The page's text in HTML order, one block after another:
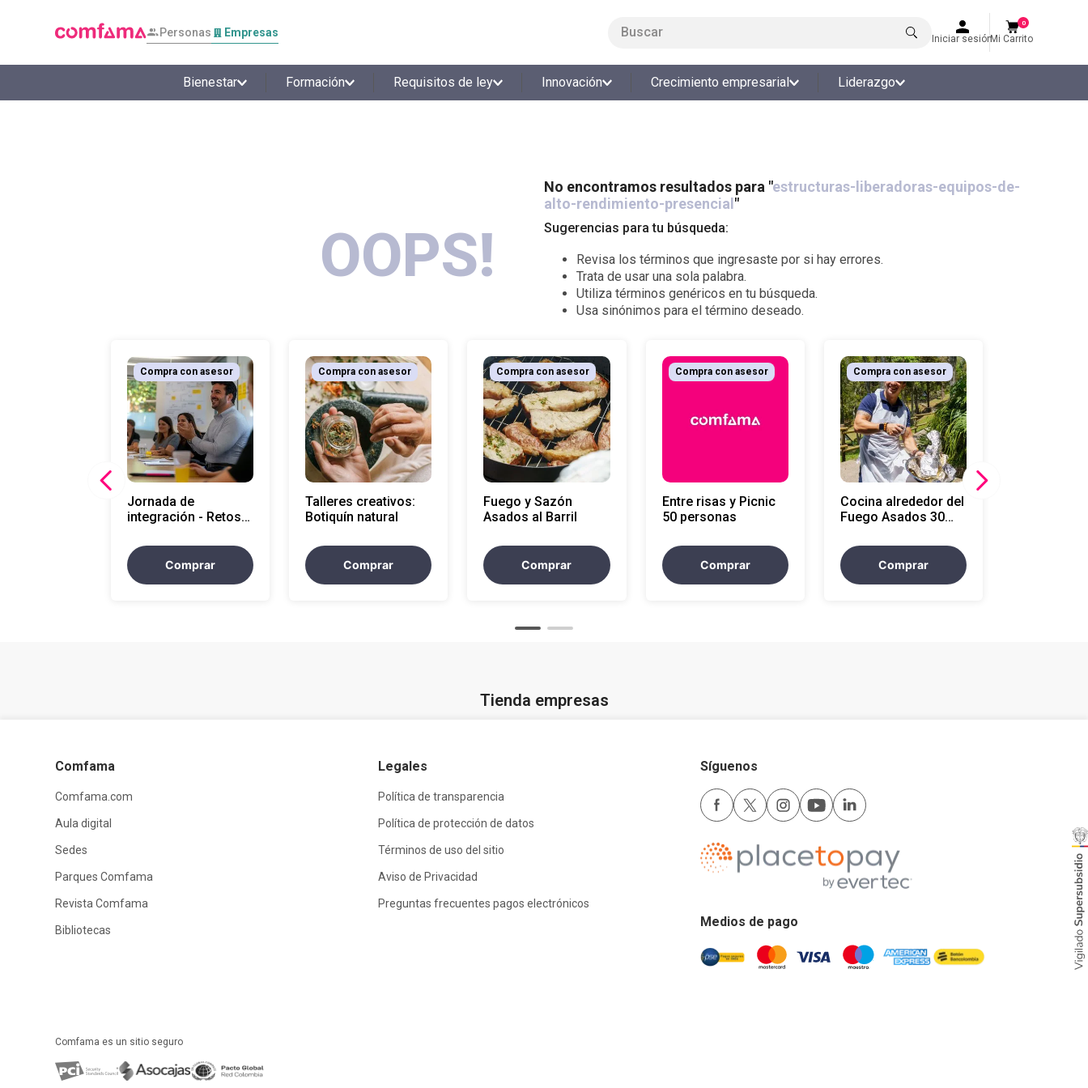
Personas Empresas Iniciar sesiónMi Carrito
0
Bienestar Formación Requisitos de ley Innovación Crecimiento empresarial Liderazgo
OOPS!
No encontramos resultados para "estructuras-liberadoras-equipos-de-
alto-rendimiento-presencial"
Sugerencias para tu búsqueda:
Revisa los términos que ingresaste por si hay errores.
Trata de usar una sola palabra.
Utiliza términos genéricos en tu búsqueda.
Usa sinónimos para el término deseado.
Jornada de
integración - Retos
Comprar
Compra con asesor
Talleres creativos:
Botiquín natural
Comprar
Compra con asesor
Fuego y Sazón
Asados al Barril
Comprar
Compra con asesor
Entre risas y Picnic
50 personas
Comprar
Compra con asesor
Cocina alrededor del
Fuego Asados 30
Comprar
Compra con asesor
Tienda empresas
Comfama
Comfama.com
Aula digital
Sedes
Parques Comfama
Revista Comfama
Bibliotecas
Legales
Política de transparencia
Política de protección de datos
Términos de uso del sitio
Aviso de Privacidad
Preguntas frecuentes pagos electrónicos
Síguenos
Medios de pago
Comfama es un sitio seguro
LO MÁS BUSCADO
1.
smart fit
6.
bolos
torneo bolos